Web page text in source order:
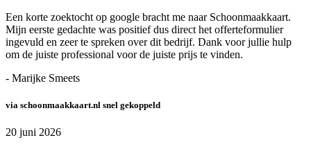
Een korte zoektocht op google bracht me naar Schoonmaakkaart.
Mijn eerste gedachte was positief dus direct het offerteformulier
ingevuld en zeer te spreken over dit bedrijf. Dank voor jullie hulp
om de juiste professional voor de juiste prijs te vinden.
- Marijke Smeets
via schoonmaakkaart.nl snel gekoppeld
20 juni 2026